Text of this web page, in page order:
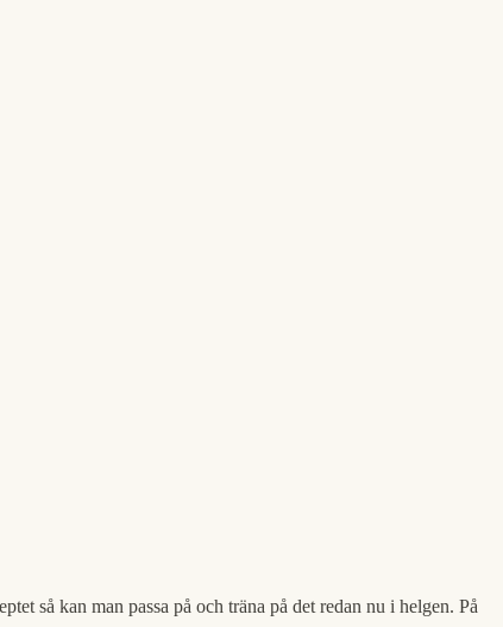
så kan man passa på och träna på det redan nu i helgen. På